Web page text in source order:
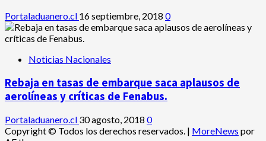
Portaladuanero.cl 16 septiembre, 2018 0
Noticias Nacionales
Rebaja en tasas de embarque saca aplausos de
aerolíneas y críticas de Fenabus.
Portaladuanero.cl 30 agosto, 2018 0
Copyright © Todos los derechos reservados. | MoreNews por